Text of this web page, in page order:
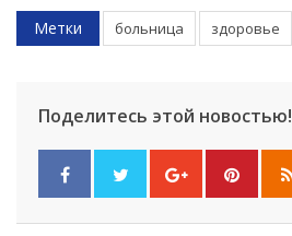
Метки больница здоровье
Поделитесь этой новостью!